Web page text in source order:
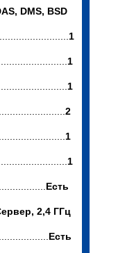
DMS, BSD
1
1
1
2
1
1
Есть
2,4 ГГц
Есть